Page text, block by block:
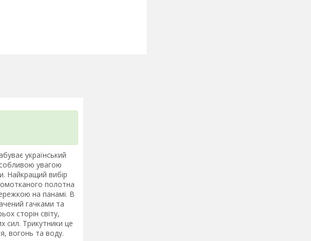
український
увагою
Найкращий вибір
полотна
на панамі. В
гачками та
сторін світу,
сил. Трикутники це
вогонь та воду.